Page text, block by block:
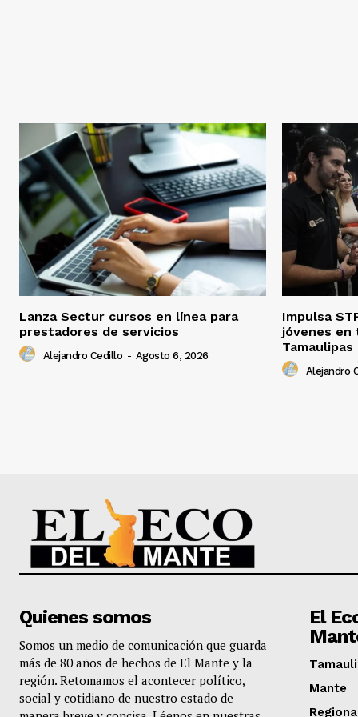
Lanza Sectur cursos en línea para
prestadores de servicios
Alejandro Cedillo - Agosto 6, 2026
Impulsa
jóvenes en
Tamaulipas
Alejandro
Quienes somos
Somos un medio de comunicación que guarda
más de 80 años de hechos de El Mante y la
región. Retomamos el acontecer político,
social y cotidiano de nuestro estado de
El
Mante